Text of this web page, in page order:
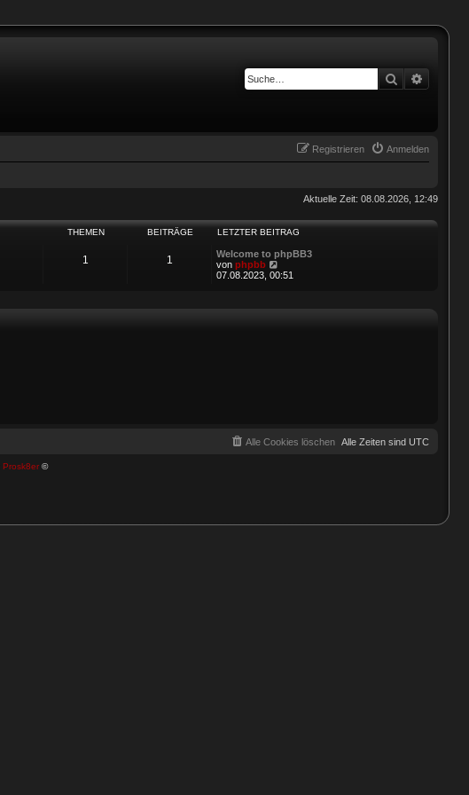
Suche
Anmelden
Registrieren
Aktuelle Zeit: 08.08.2026, 12:49
THEMEN BEITRÄGE LETZTER BEITRAG
1 1
Welcome to phpBB3
von phpbb
e
07.08.2023, 00:51
Alle Zeiten sind UTC
Alle Cookies löschen
Prosk8er ©